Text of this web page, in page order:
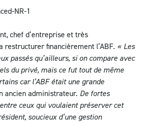
chef d’entreprise et très
restructurer financièrement l’ABF. « Les
passés qu’ailleurs, si on compare avec
du privé, mais ce fut tout de même
car l’ABF était une grande
ancien administrateur. De fortes
ceux qui voulaient préserver cet
soucieux d’une gestion